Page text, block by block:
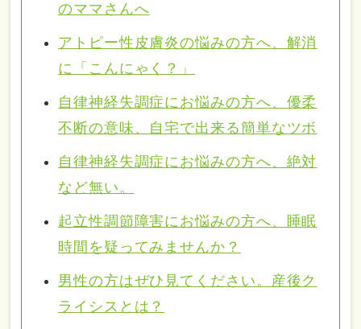
のママさんへ
アトピー性皮膚炎の悩みの方へ、解消
に「こんにゃく？」
自律神経失調症にお悩みの方へ、優柔
不断の意味、自宅で出来る簡単なツボ
自律神経失調症にお悩みの方へ、絶対
など無い。
起立性調節障害にお悩みの方へ、睡眠
時間を疑ってみませんか？
男性の方はぜひ見てください。産後ク
ライシスとは？